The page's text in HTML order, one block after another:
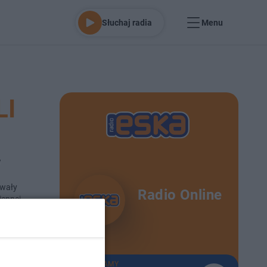
Słuchaj radia Menu
Radio Online
TERAZ GRAMY